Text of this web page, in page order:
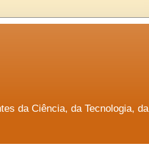
da Ciência, da Tecnologia, da